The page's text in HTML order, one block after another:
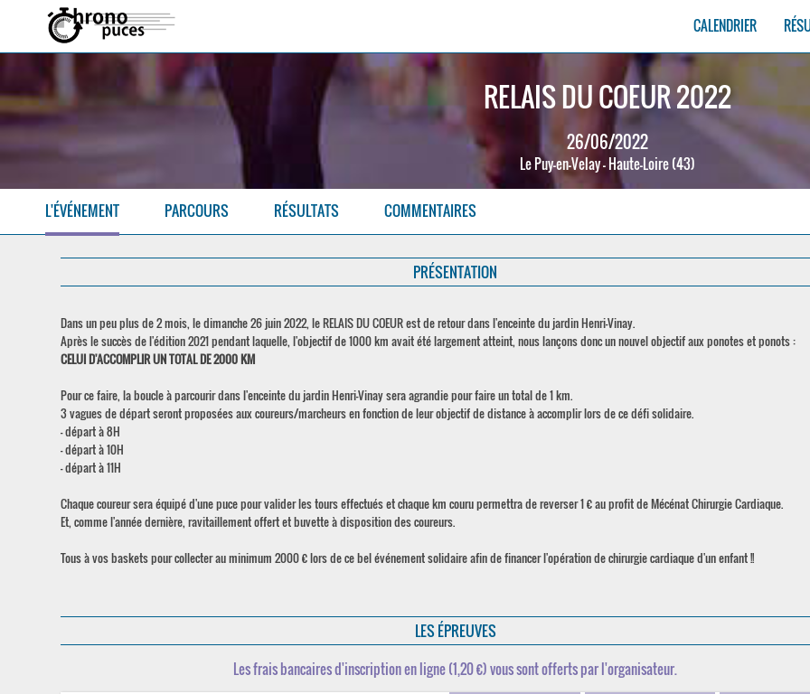
CALENDRIER
RELAIS DU COEUR 2022
26/06/2022
Le Puy-en-Velay - Haute-Loire (43)
L'ÉVÉNEMENT PARCOURS RÉSULTATS COMMENTAIRES
PRÉSENTATION
Dans un peu plus de 2 mois, le dimanche 26 juin 2022, le RELAIS DU COEUR est de retour dans l'enceinte du jardin Henri-Vinay.
Après le succès de l'édition 2021 pendant laquelle, l'objectif de 1000 km avait été largement atteint, nous lançons donc un nouvel objectif aux ponotes et ponots :
CELUI D'ACCOMPLIR UN TOTAL DE 2000 KM
Pour ce faire, la boucle à parcourir dans l'enceinte du jardin Henri-Vinay sera agrandie pour faire un total de 1 km.
3 vagues de départ seront proposées aux coureurs/marcheurs en fonction de leur objectif de distance à accomplir lors de ce défi solidaire.
- départ à 8H
- départ à 10H
- départ à 11H
Chaque coureur sera équipé d'une puce pour valider les tours effectués et chaque km couru permettra de reverser 1 € au profit de Mécénat Chirurgie Cardiaque.
Et, comme l'année dernière, ravitaillement offert et buvette à disposition des coureurs.
Tous à vos baskets pour collecter au minimum 2000 € lors de ce bel événement solidaire afin de financer l'opération de chirurgie cardiaque d'un enfant !!
LES ÉPREUVES
Les frais bancaires d'inscription en ligne (1,20 €) vous sont offerts par l'organisateur.